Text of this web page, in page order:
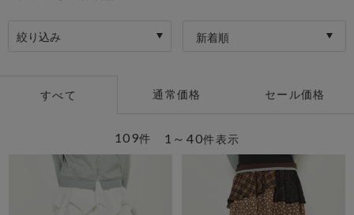
絞り込み 新着順
すべて 通常価格 セール価格
1～40件表示
109件